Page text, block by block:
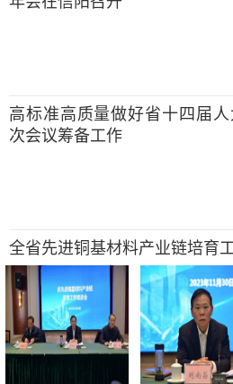
高标准高质量做好省十四届人
次会议筹备工作
全省先进铜基材料产业链培育